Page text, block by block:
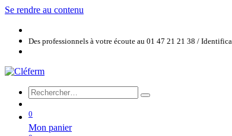
Se rendre au contenu
Des professionnels à votre écoute au 01 47 21 21 38 /
0
Mon panier